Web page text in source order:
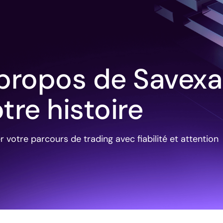
de
histoire
votre parcours de trading avec fiabilité et attention